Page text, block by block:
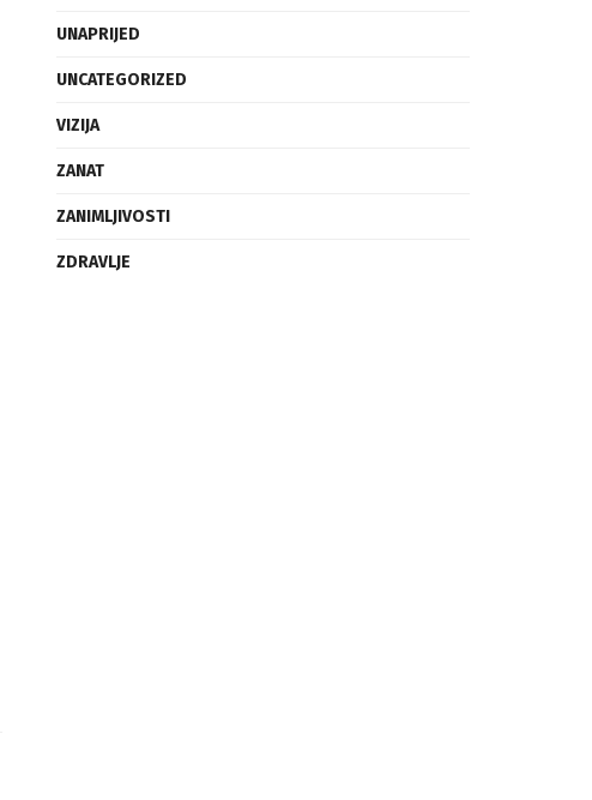
UNAPRIJED
UNCATEGORIZED
VIZIJA
ZANAT
ZANIMLJIVOSTI
ZDRAVLJE